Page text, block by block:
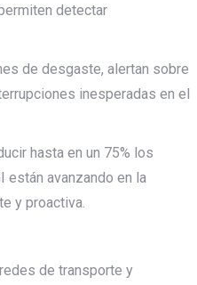
detectar
de desgaste, alertan sobre
inesperadas en el
hasta en un 75% los
están avanzando en la
y proactiva.
de transporte y